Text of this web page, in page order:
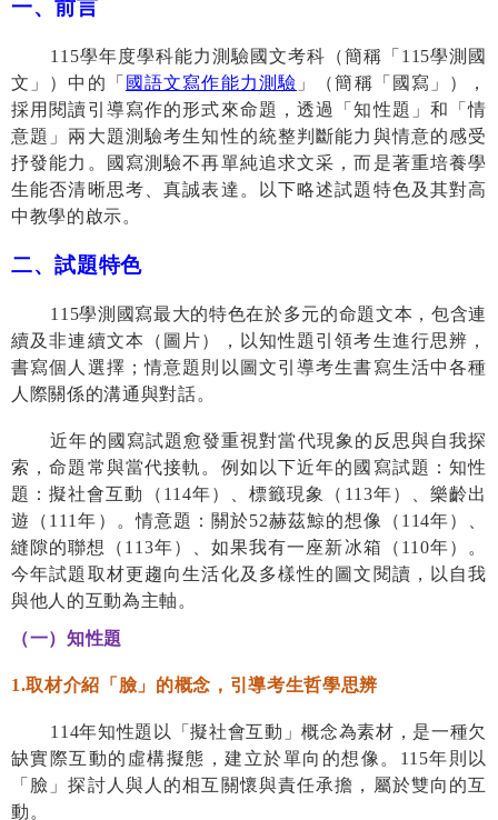
一、前言
115學年度學科能力測驗國文考科（簡稱「 115學測國
文」）中的「 國語文寫作能力測驗 」（簡稱「國寫」），
採用閱讀引導寫作的形式來命題，透過「知性題」和「情
意題」兩大題測驗考生知性的統整判斷能力與情意的感受
抒發能力。國寫測驗不再單純追求文采，而是著重培養學
生能否清晰思考、真誠表達。以下略述試題特色及其對高
中教學的啟示。
二、試題特色
115學測國寫最大的特色在於多元的命題文本，包含連
續及非連續文本（圖片），以知性題引領考生進行思辨，
書寫個人選擇；情意題則以圖文引導考生書寫生活中各種
人際關係的溝通與對話。
近年的國寫試題愈發重視對當代現象的反思與自我探
索，命題常與當代接軌。例如以下近年的國寫試題：知性
題：擬社會互動（ 114年）、標籤現象（ 113年）、樂齡出
遊（ 111年）。情意題：關於52赫茲鯨的想像（ 114年）、
縫隙的聯想（ 113年）、如果我有一座新冰箱（ 110年）。
今年試題取材更趨向生活化及多樣性的圖文閱讀，以自我
與他人的互動為主軸。
（一）知性題
1.取材介紹「臉」的概念，引導考生哲學思辨
114年知性題以「擬社會互動」概念為素材，是一種欠
缺實際互動的虛構擬態，建立於單向的想像。 115年則以
「臉」探討人與人的相互關懷與責任承擔，屬於雙向的互
動。